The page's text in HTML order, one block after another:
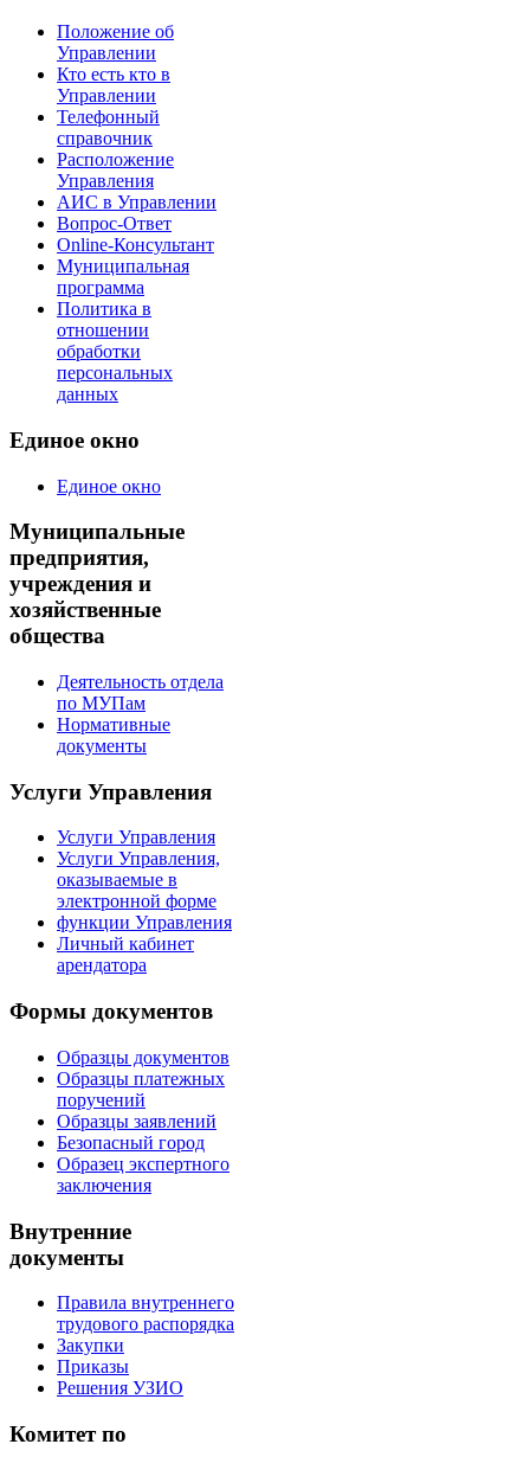
Положение об
Управлении
Кто есть кто в
Управлении
Телефонный
справочник
Расположение
Управления
АИС в Управлении
Вопрос-Ответ
Online-Консультант
Муниципальная
программа
Политика в
отношении
обработки
персональных
данных
Единое окно
Единое окно
Муниципальные
предприятия,
учреждения и
хозяйственные
общества
Деятельность отдела
по МУПам
Нормативные
документы
Услуги Управления
Услуги Управления
Услуги Управления,
оказываемые в
электронной форме
функции Управления
Личный кабинет
арендатора
Формы документов
Образцы документов
Образцы платежных
поручений
Образцы заявлений
Безопасный город
Образец экспертного
заключения
Внутренние
документы
Правила внутреннего
трудового распорядка
Закупки
Приказы
Решения УЗИО
Комитет по